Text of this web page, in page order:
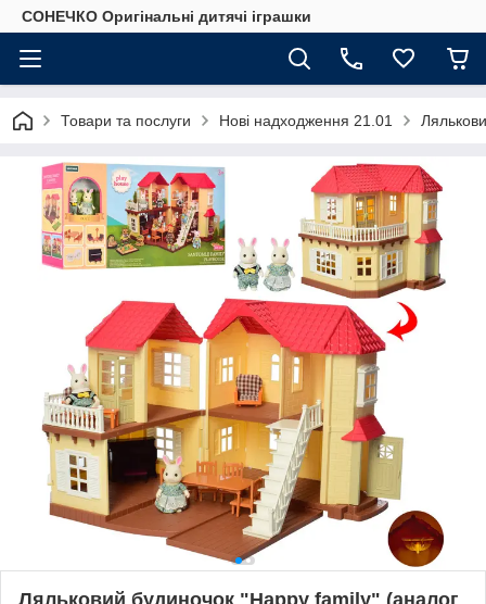
СОНЕЧКО Оригінальні дитячі іграшки
Товари та послуги Нові надходження 21.01
Ляльковий будиночок "Happy family" (аналог